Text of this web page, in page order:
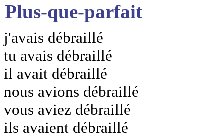
Plus-que-parfait
j'avais débraillé
tu avais débraillé
il avait débraillé
nous avions débraillé
vous aviez débraillé
ils avaient débraillé